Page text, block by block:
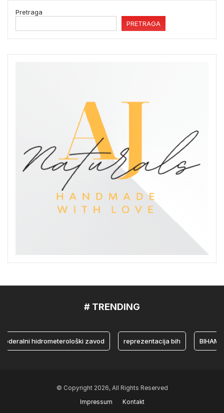
Pretraga
PRETRAGA
# TRENDING
hidrometerološki zavod reprezentacija bih BIHAMK
© Copyright 2026, All Rights Reserved
Impressum
Kontakt